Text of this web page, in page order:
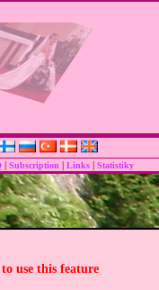
| Subscription | Links | Statistiky
use this feature